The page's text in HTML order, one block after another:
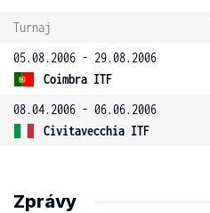
Turnaj
05.08.2006 - 29.08.2006
Coimbra ITF
08.04.2006 - 06.06.2006
Civitavecchia ITF
Zprávy